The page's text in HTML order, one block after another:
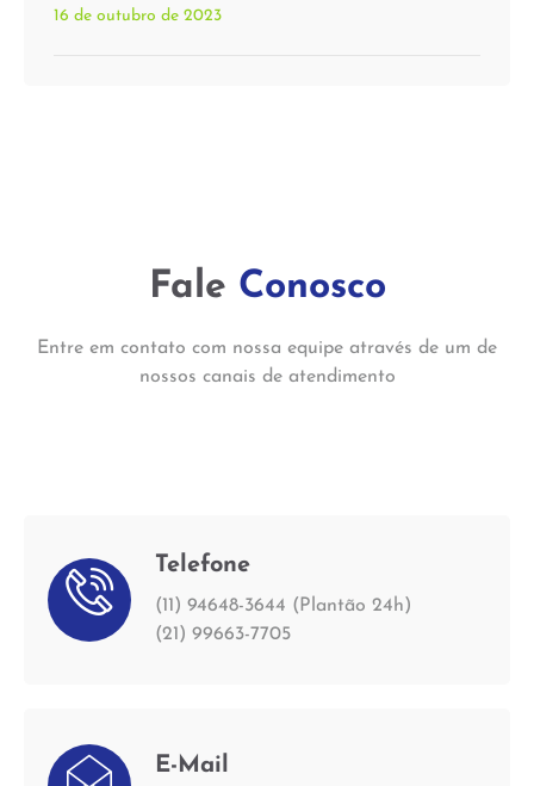
16 de outubro de 2023
Fale Conosco
Entre em contato com nossa equipe através de um de
nossos canais de atendimento
Telefone
(11) 94648-3644 (Plantão 24h)
(21) 99663-7705
E-Mail